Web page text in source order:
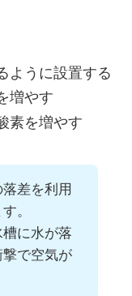
ように設置する
増やす
素を増やす
差を利用
。
に水が落
で空気が